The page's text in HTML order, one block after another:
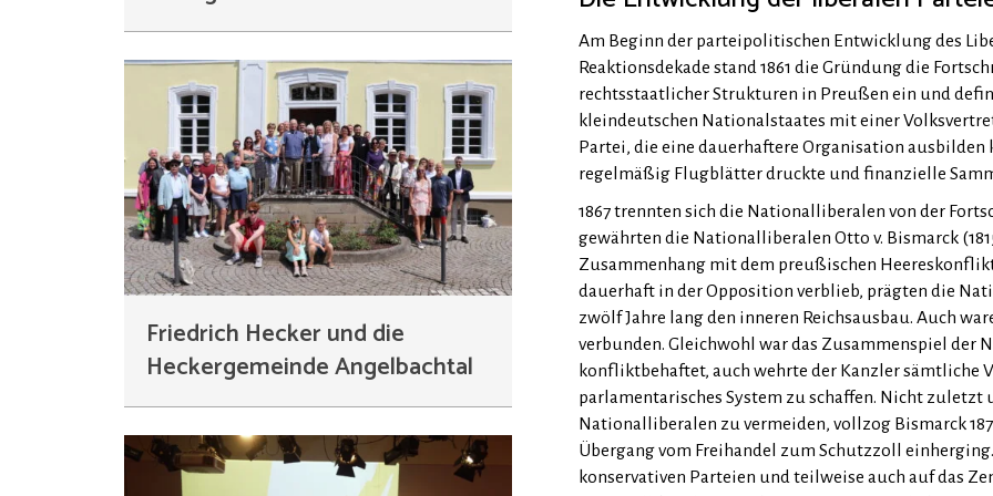
Am Beginn der parteipolitischen Entwicklung des
Reaktionsdekade stand 1861 die Gründung die
rechtsstaatlicher Strukturen in Preußen ein und
kleindeutschen Nationalstaates mit einer
Partei, die eine dauerhaftere Organisation
regelmäßig Flugblätter druckte und finanzielle
1867 trennten sich die Nationalliberalen von der
gewährten die Nationalliberalen Otto v. Bismarck
Zusammenhang mit dem preußischen
dauerhaft in der Opposition verblieb, prägten die
zwölf Jahre lang den inneren Reichsausbau. Auch
verbunden. Gleichwohl war das Zusammenspiel der
konfliktbehaftet, auch wehrte der Kanzler sämtliche
parlamentarisches System zu schaffen. Nicht
Nationalliberalen zu vermeiden, vollzog Bismarck
Übergang vom Freihandel zum Schutzzoll
konservativen Parteien und teilweise auch auf das
Friedrich Hecker und die
Heckergemeinde Angelbachtal